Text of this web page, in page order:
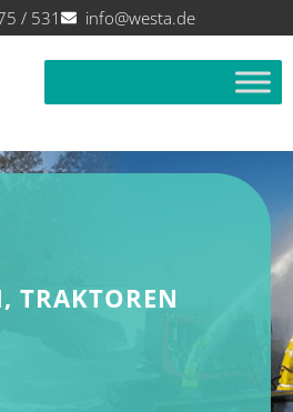
/ 531 info@westa.de
TRAKTOREN